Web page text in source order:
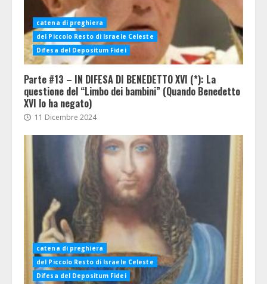
catena di preghiera
del Piccolo Resto di Israele Celeste
Difesa del Depositum Fidei
Parte #13 – IN DIFESA DI BENEDETTO XVI (*): La
questione del “Limbo dei bambini” (Quando Benedetto
XVI lo ha negato)
11 Dicembre 2024
catena di preghiera
del Piccolo Resto di Israele Celeste
Difesa del Depositum Fidei